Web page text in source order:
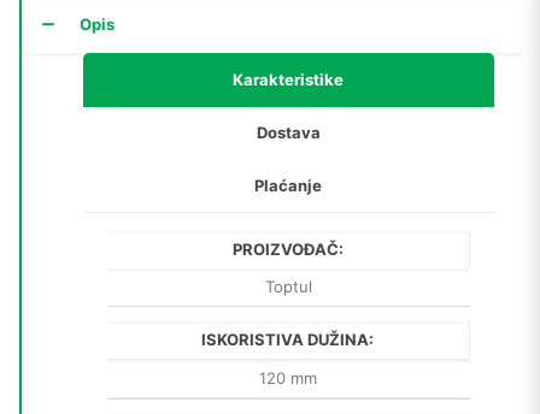
Opis
Karakteristike
Dostava
Plaćanje
PROIZVOĐAČ:
Toptul
ISKORISTIVA DUŽINA:
120 mm